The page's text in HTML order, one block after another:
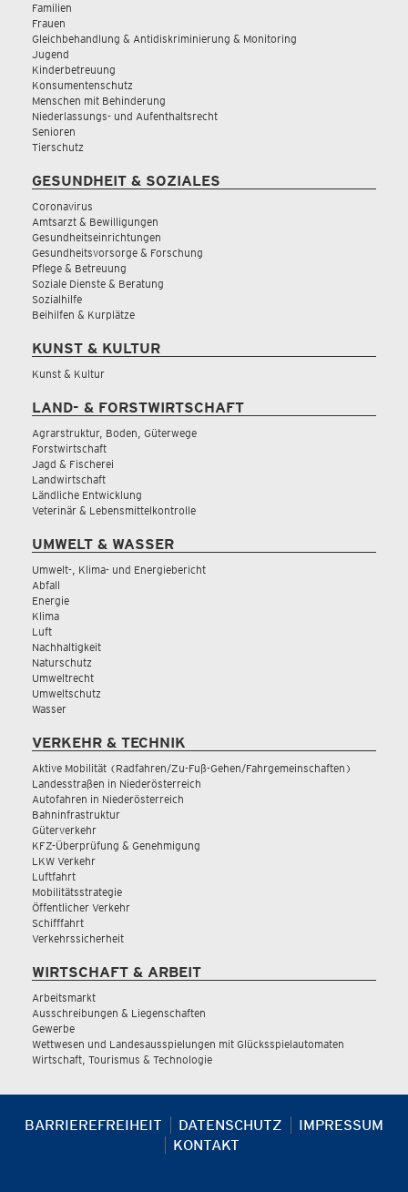
Familien
Frauen
Gleichbehandlung & Antidiskriminierung & Monitoring
Jugend
Kinderbetreuung
Konsumentenschutz
Menschen mit Behinderung
Niederlassungs- und Aufenthaltsrecht
Senioren
Tierschutz
GESUNDHEIT & SOZIALES
Coronavirus
Amtsarzt & Bewilligungen
Gesundheitseinrichtungen
Gesundheitsvorsorge & Forschung
Pflege & Betreuung
Soziale Dienste & Beratung
Sozialhilfe
Beihilfen & Kurplätze
KUNST & KULTUR
Kunst & Kultur
LAND- & FORSTWIRTSCHAFT
Agrarstruktur, Boden, Güterwege
Forstwirtschaft
Jagd & Fischerei
Landwirtschaft
Ländliche Entwicklung
Veterinär & Lebensmittelkontrolle
UMWELT & WASSER
Umwelt-, Klima- und Energiebericht
Abfall
Energie
Klima
Luft
Nachhaltigkeit
Naturschutz
Umweltrecht
Umweltschutz
Wasser
VERKEHR & TECHNIK
Aktive Mobilität (Radfahren/Zu-Fuß-Gehen/Fahrgemeinschaften)
Landesstraßen in Niederösterreich
Autofahren in Niederösterreich
Bahninfrastruktur
Güterverkehr
KFZ-Überprüfung & Genehmigung
LKW Verkehr
Luftfahrt
Mobilitätsstrategie
Öffentlicher Verkehr
Schifffahrt
Verkehrssicherheit
WIRTSCHAFT & ARBEIT
Arbeitsmarkt
Ausschreibungen & Liegenschaften
Gewerbe
Wettwesen und Landesausspielungen mit Glücksspielautomaten
Wirtschaft, Tourismus & Technologie
BARRIEREFREIHEIT DATENSCHUTZ
IMPRESSUM
KONTAKT